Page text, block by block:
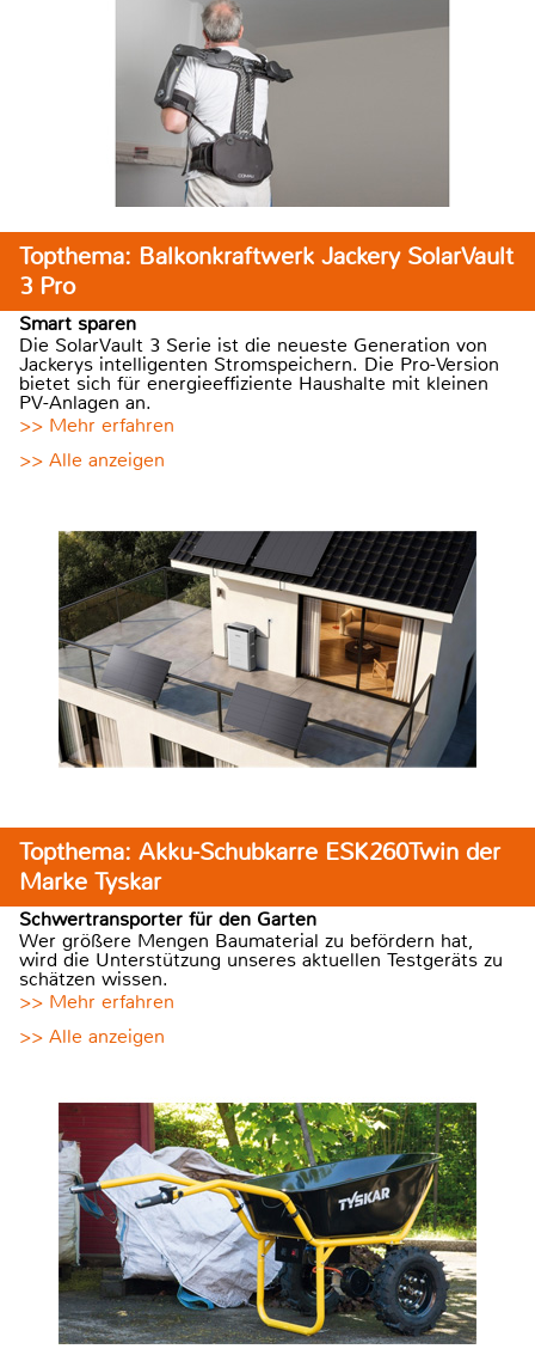
Topthema: Balkonkraftwerk Jackery SolarVault
3 Pro
Smart sparen
Die SolarVault 3 Serie ist die neueste Generation von
Jackerys intelligenten Stromspeichern. Die Pro-Version
bietet sich für energieeffiziente Haushalte mit kleinen
PV-Anlagen an.
>> Mehr erfahren
>> Alle anzeigen
Topthema: Akku-Schubkarre ESK260Twin der
Marke Tyskar
Schwertransporter für den Garten
Wer größere Mengen Baumaterial zu befördern hat,
wird die Unterstützung unseres aktuellen Testgeräts zu
schätzen wissen.
>> Mehr erfahren
>> Alle anzeigen